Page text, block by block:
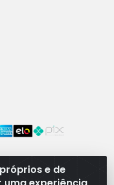
e de
Carneiro, 1977 -